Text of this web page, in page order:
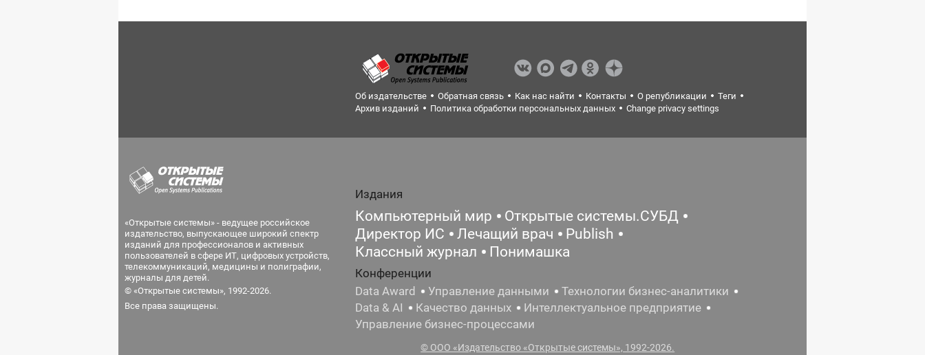
Об издательстве Обратная связь Как нас найти Контакты О републикации
Теги
Архив изданий
Политика обработки персональных данных Change privacy settings
«Открытые системы» - ведущее российское
издательство, выпускающее широкий спектр
изданий для профессионалов и активных
пользователей в сфере ИТ, цифровых устройств,
телекоммуникаций, медицины и полиграфии,
журналы для детей.
© «Открытые системы», 1992-2026.
Все права защищены.
Издания
Компьютерный мир
Открытые системы.СУБД
Директор ИС
Лечащий врач
Publish
Классный журнал
Понимашка
Конференции
Data Award
Управление данными
Технологии бизнес-аналитики
Data & AI
Качество данных
Интеллектуальное предприятие
Управление бизнес-процессами
© ООО «Издательство «Открытые системы», 1992-2026.